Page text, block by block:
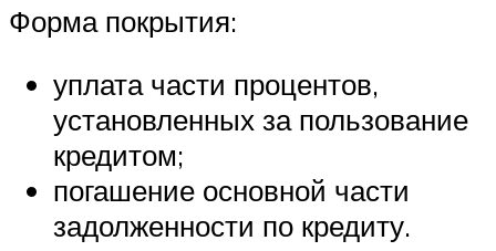
Форма покрытия:
уплата части процентов,
установленных за пользование
кредитом;
погашение основной части
задолженности по кредиту.